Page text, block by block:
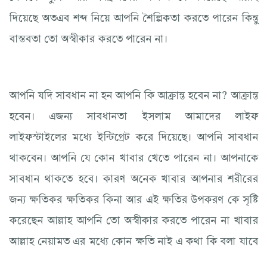
দিয়েছে অতএব শব্দ নিয়ে আপনি শৈল্পিকতা করতে পারেন কিন্তু
বাস্তবতা তো অস্বীকার করতে পারেন না।
আপনি যদি সাবধান না হন আপনি কি আক্রান্ত হবেন না? আক্রান্ত
হবেন। এজন্য সাবধানতা ইসলাম আমাদের লাইফ
লাইফস্টাইলের মধ্যে ইন্টিগ্রেট করে দিয়েছে। আপনি সাবধান
থাকবেন। আপনি যে কোন খাবার খেতে পারেন না। আপনাকে
সাবধান থাকতে হবে। কারণ অনেক খাবার আপনার শরীরের
জন্য ক্ষতিকর ক্ষতিকর কিনা আর এই ক্ষতির উপকরণ কে সৃষ্টি
করেছেন আল্লাহ আপনি তো অস্বীকার করতে পারেন না খাবার
আল্লাহ নেয়ামত এর মধ্যে কোন ক্ষতি নাই এ কথা কি বলা যাবে